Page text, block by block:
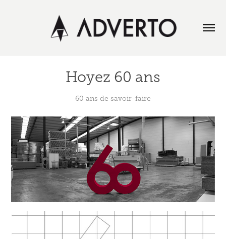
Hoyez 60 ans
60 ans de savoir-faire